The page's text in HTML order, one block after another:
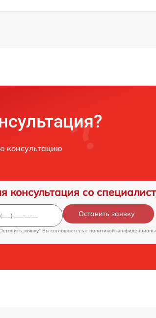
консультацию
консультация со
Оставить заявку
заявку" Вы соглашаетесь c политикой